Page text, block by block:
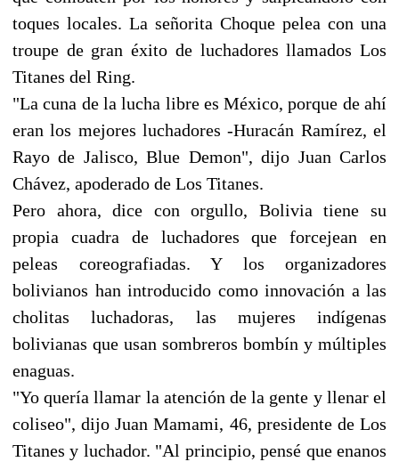
toques locales. La señorita Choque pelea con una
troupe de gran éxito de luchadores llamados Los
Titanes del Ring.
"La cuna de la lucha libre es México, porque de ahí
eran los mejores luchadores -Huracán Ramírez, el
Rayo de Jalisco, Blue Demon", dijo Juan Carlos
Chávez, apoderado de Los Titanes.
Pero ahora, dice con orgullo, Bolivia tiene su
propia cuadra de luchadores que forcejean en
peleas coreografiadas. Y los organizadores
bolivianos han introducido como innovación a las
cholitas luchadoras, las mujeres indígenas
bolivianas que usan sombreros bombín y múltiples
enaguas.
"Yo quería llamar la atención de la gente y llenar el
coliseo", dijo Juan Mamami, 46, presidente de Los
Titanes y luchador. "Al principio, pensé que enanos